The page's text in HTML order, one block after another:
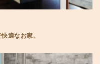
適なお家。